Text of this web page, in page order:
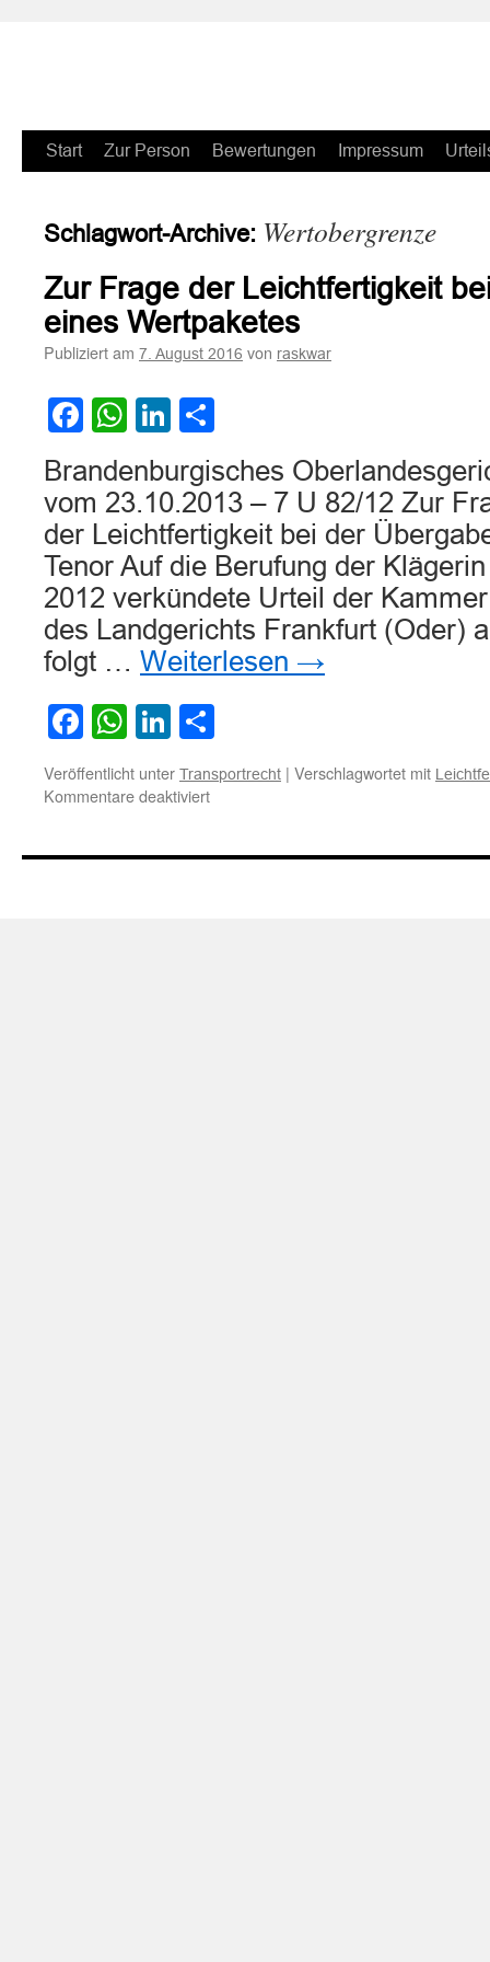
Zum
springen
Start Zur Person Bewertungen Impressum
Schlagwort-Archive: Wertobergrenze
Zur Frage der Leichtfertigkeit
eines Wertpaketes
Publiziert am 7. August 2016 von raskwar
Facebook
WhatsApp
LinkedIn
Brandenburgisches
vom 23.10.2013 – 7 U 82/12 Zur
der Leichtfertigkeit bei der
Tenor Auf die Berufung der
2012 verkündete Urteil der
des Landgerichts Frankfurt (Oder)
folgt … Weiterlesen →
Facebook
WhatsApp
LinkedIn
Veröffentlicht unter Transportrecht | Verschlagwortet mit
Kommentare deaktiviertfür
der